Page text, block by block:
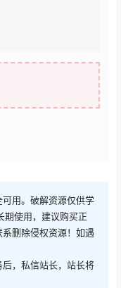
用。破解资源仅供学
期使用，建议购买正
删除侵权资源！如遇
后，私信站长，站长将